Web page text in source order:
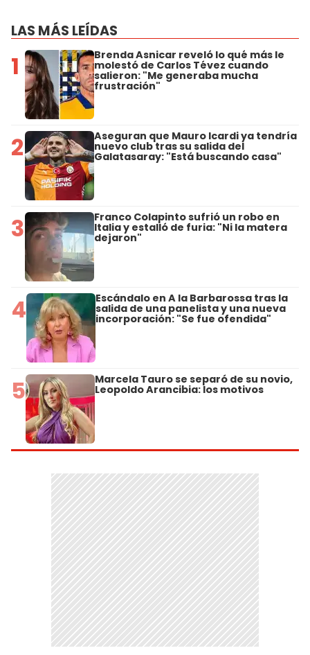
LAS MÁS LEÍDAS
1 Brenda Asnicar reveló lo qué más le
molestó de Carlos Tévez cuando
salieron: "Me generaba mucha
frustración"
2 Aseguran que Mauro Icardi ya tendría
nuevo club tras su salida del
Galatasaray: "Está buscando casa"
3 Franco Colapinto sufrió un robo en
Italia y estalló de furia: "Ni la matera
dejaron"
4 Escándalo en A la Barbarossa tras la
salida de una panelista y una nueva
incorporación: "Se fue ofendida"
5 Marcela Tauro se separó de su novio,
Leopoldo Arancibia: los motivos